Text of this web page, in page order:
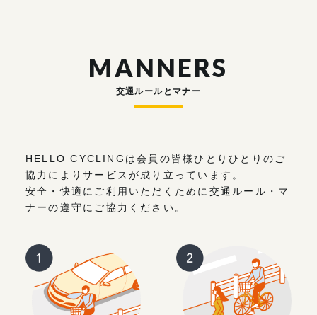
MANNERS
交通ルールとマナー
HELLO CYCLINGは会員の皆様ひとりひとりのご
協力によりサービスが成り立っています。
安全・快適にご利用いただくために交通ルール・マ
ナーの遵守にご協力ください。